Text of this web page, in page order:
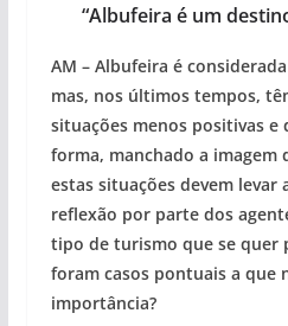
“Albufeira é um
AM – Albufeira é
mas, nos últimos tempos,
situações menos positivas e
forma, manchado a imagem
estas situações devem levar
reflexão por parte dos
tipo de turismo que se quer
foram casos pontuais a que
importância?